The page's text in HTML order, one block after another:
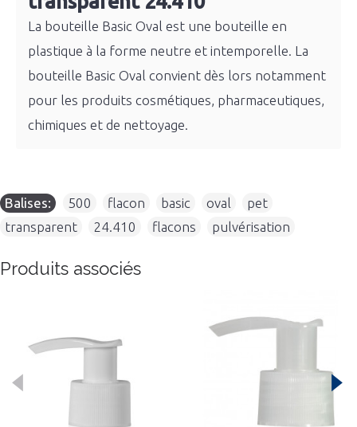
La bouteille Basic Oval est une bouteille en
plastique à la forme neutre et intemporelle. La
bouteille Basic Oval convient dès lors notamment
pour les produits cosmétiques, pharmaceutiques,
chimiques et de nettoyage.
Balises: 500 flacon basic oval pet
transparent
24.410 flacons pulvérisation
Produits associés